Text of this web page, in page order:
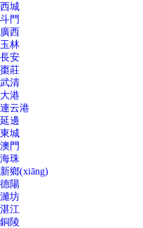
西城
斗門
廣西
玉林
長安
棗莊
武清
大港
連云港
延邊
東城
澳門
海珠
新鄉(xiāng)
德陽
濰坊
湛江
銅陵